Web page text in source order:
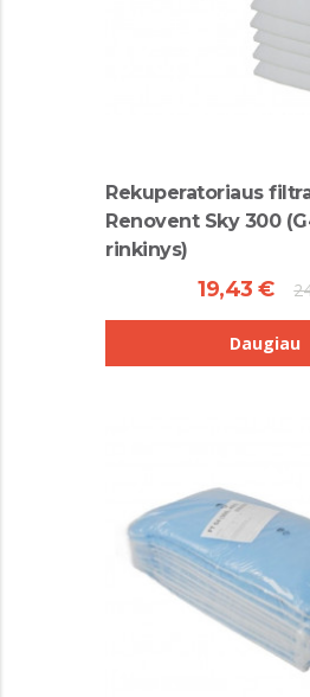
Rekuperatoriaus
Renovent Sky 300
rinkinys)
19,43 €
Daugiau